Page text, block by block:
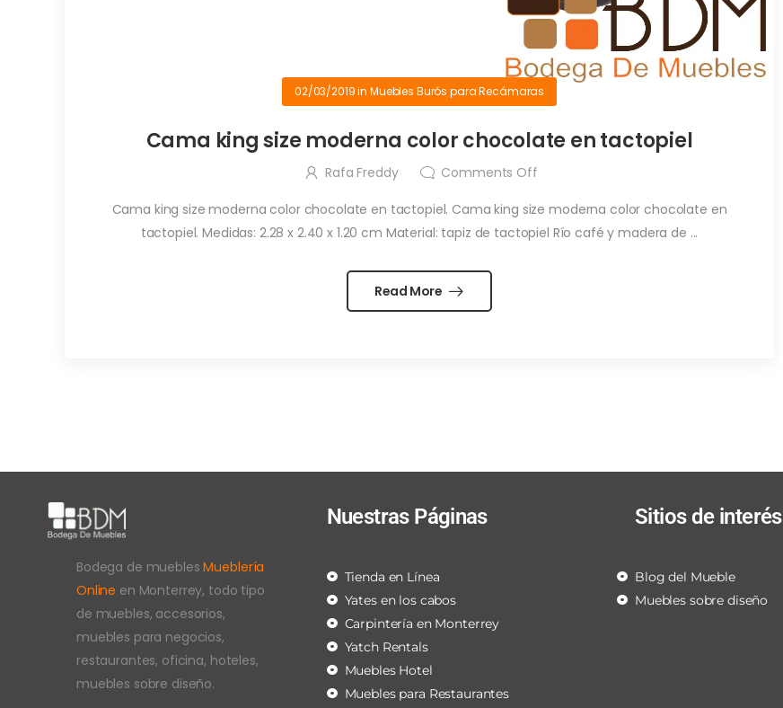
02/03/2019in Muebles Burós para Recámaras
Cama king size moderna color chocolate en tactopiel
Rafa Freddy Comments Off
Cama king size moderna color chocolate en tactopiel. Cama king size moderna color chocolate en
tactopiel. Medidas: 2.28 x 2.40 x 1.20 cm Material: tapiz de tactopiel Río café y madera de ...
Read More
Bodega de mueblesMueblería
Online en Monterrey, todo tipo
de muebles, accesorios,
muebles para negocios,
restaurantes, oficina, hoteles,
muebles sobre diseño.
Nuestras Páginas
Tienda en Línea
Yates en los cabos
Carpintería en Monterrey
Yatch Rentals
Muebles Hotel
Muebles para Restaurantes
Sitios de interés
Blog del Mueble
Muebles sobre diseño